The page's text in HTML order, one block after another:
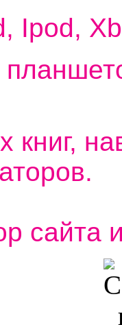
Ipod,
книг,
сайта